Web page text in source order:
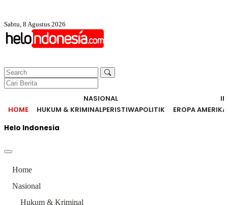
Sabtu, 8 Agustus 2026
HOME
NASIONAL
HUKUM & KRIMINALPERISTIWAPOLITIK
EROPA AMERIKA
Helo Indonesia
Home
Nasional
Hukum & Kriminal